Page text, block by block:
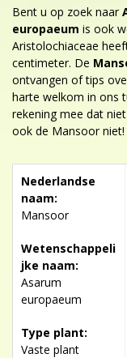
Bent u op zoek naar
europaeum is ook
Aristolochiaceae
centimeter. De
ontvangen of tips
harte welkom in ons
rekening mee dat
ook de Mansoor niet!
Nederlandse
naam:
Mansoor
Wetenschappeli
jke naam:
Asarum
europaeum
Type plant:
Vaste plant